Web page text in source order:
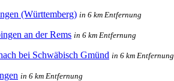
(Württemberg) in 6 km Entfernung
an der Rems in 6 km Entfernung
bei Schwäbisch Gmünd in 6 km Entfernung
in 6 km Entfernung